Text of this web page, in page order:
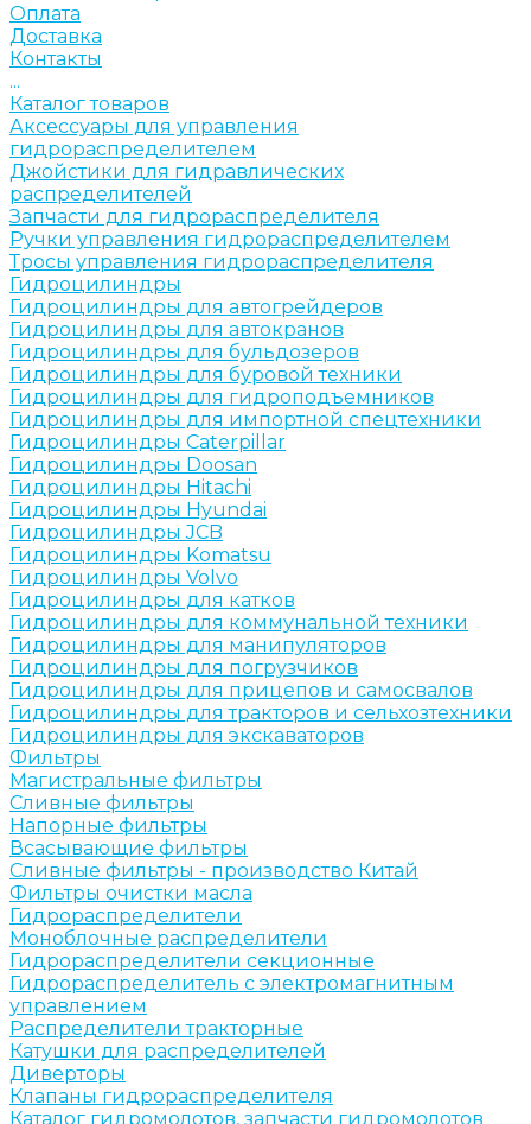
Оплата
Доставка
Контакты
...
Каталог товаров
Аксессуары для управления
гидрораспределителем
Джойстики для гидравлических
распределителей
Запчасти для гидрораспределителя
Ручки управления гидрораспределителем
Тросы управления гидрораспределителя
Гидроцилиндры
Гидроцилиндры для автогрейдеров
Гидроцилиндры для автокранов
Гидроцилиндры для бульдозеров
Гидроцилиндры для буровой техники
Гидроцилиндры для гидроподъемников
Гидроцилиндры для импортной спецтехники
Гидроцилиндры Caterpillar
Гидроцилиндры Doosan
Гидроцилиндры Hitachi
Гидроцилиндры Hyundai
Гидроцилиндры JCB
Гидроцилиндры Komatsu
Гидроцилиндры Volvo
Гидроцилиндры для катков
Гидроцилиндры для коммунальной техники
Гидроцилиндры для манипуляторов
Гидроцилиндры для погрузчиков
Гидроцилиндры для прицепов и самосвалов
Гидроцилиндры для тракторов и сельхозтехники
Гидроцилиндры для экскаваторов
Фильтры
Магистральные фильтры
Сливные фильтры
Напорные фильтры
Всасывающие фильтры
Сливные фильтры - производство Китай
Фильтры очистки масла
Гидрораспределители
Моноблочные распределители
Гидрораспределители секционные
Гидрораспределитель с электромагнитным
управлением
Распределители тракторные
Катушки для распределителей
Диверторы
Клапаны гидрораспределителя
Каталог гидромолотов, запчасти гидромолотов